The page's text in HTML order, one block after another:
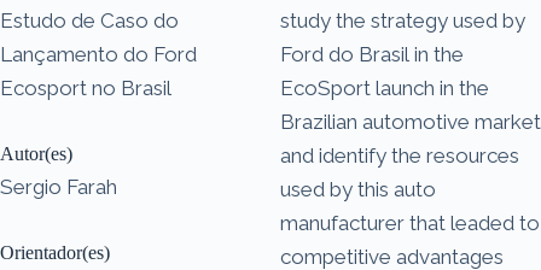
Estudo de Caso do
Lançamento do Ford
Ecosport no Brasil
Autor(es)
Sergio Farah
Orientador(es)
study the strategy used by
Ford do Brasil in the
EcoSport launch in the
Brazilian automotive market
and identify the resources
used by this auto
manufacturer that leaded to
competitive advantages